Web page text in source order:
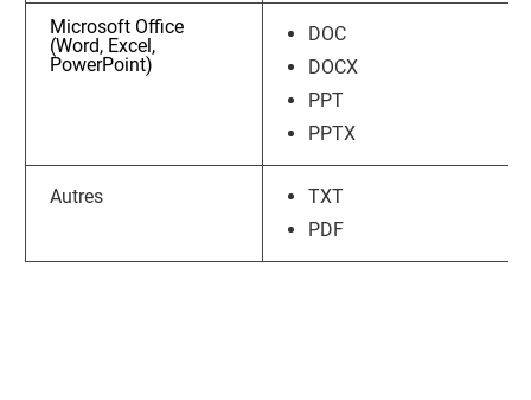
Microsoft Office
(Word, Excel,
PowerPoint)
DOC
DOCX
PPT
PPTX
Autres
TXT
PDF